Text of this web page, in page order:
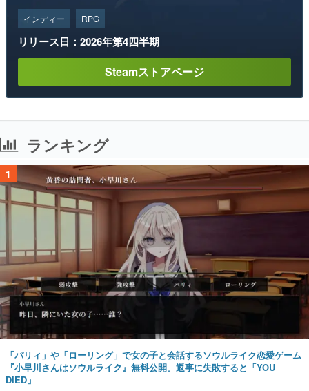
インディー RPG
リリース日：2026年第4四半期
Steamストアページ
ランキング
1
「パリィ」や「ローリング」で女の子と会話するソウルライク恋愛ゲーム
『小早川さんはソウルライク』無料公開。返事に失敗すると「YOU
DIED」